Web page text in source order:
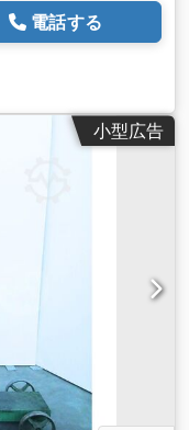
電話する
小型広告